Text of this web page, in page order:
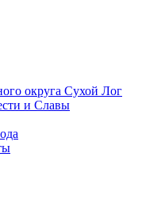
округа Сухой Лог
и Славы